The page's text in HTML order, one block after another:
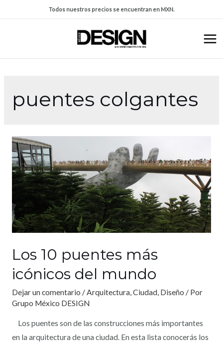
Todos nuestros precios se encuentran en MXN.
puentes colgantes
Los 10 puentes más
icónicos del mundo
Dejar un comentario /Arquitectura,Ciudad, Diseño / Por
Grupo México DESIGN
Los puentes son de las construcciones más importantes
en la arquitectura de una ciudad. En esta lista conocerás los